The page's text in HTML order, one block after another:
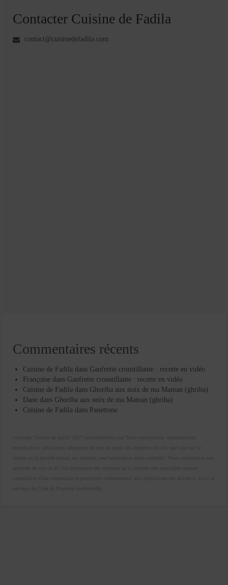
Contacter Cuisine de Fadila
contact@cuisinedefadila.com
Commentaires récents
Cuisine de Fadila dans Gaufrette croustillante : recette en vidéo
Françoise dans Gaufrette croustillante : recette en vidéo
Cuisine de Fadila dans Ghoriba aux noix de ma Maman (ghriba)
Dane dans Ghoriba aux noix de ma Maman (ghriba)
Cuisine de Fadila dans Panettone